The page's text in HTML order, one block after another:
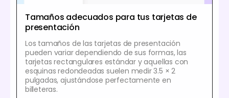
Tamaños adecuados para tus tarjetas de
presentación
Los tamaños de las tarjetas de presentación
pueden variar dependiendo de sus formas, las
tarjetas rectangulares estándar y aquellas con
esquinas redondeadas suelen medir 3.5 × 2
pulgadas, ajustándose perfectamente en
billeteras.